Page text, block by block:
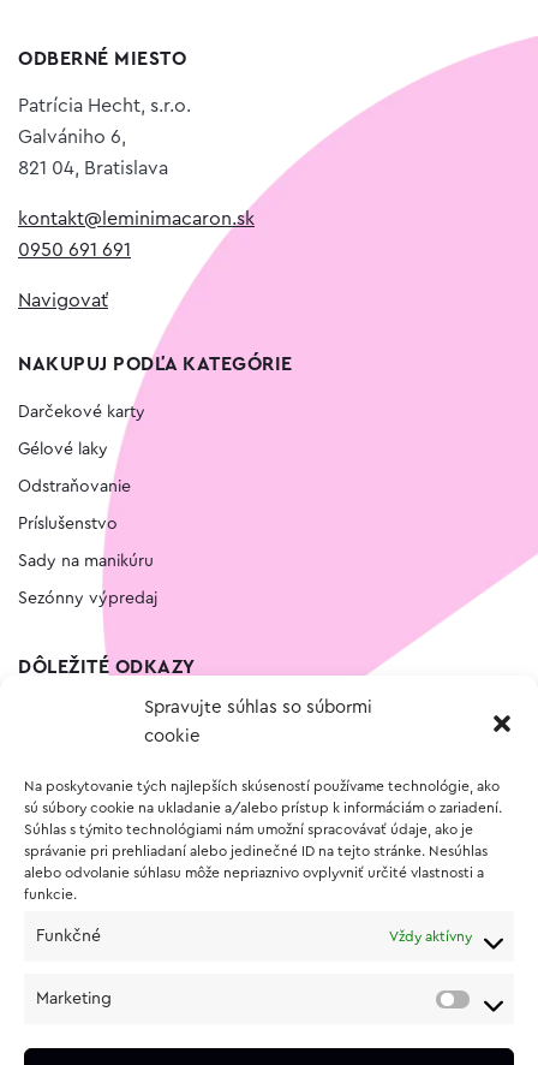
Spravujte súhlas so súbormi
cookie
Na poskytovanie tých najlepších skúseností používame technológie, ako
sú súbory cookie na ukladanie a/alebo prístup k informáciám o zariadení.
Súhlas s týmito technológiami nám umožní spracovávať údaje, ako je
správanie pri prehliadaní alebo jedinečné ID na tejto stránke. Nesúhlas
alebo odvolanie súhlasu môže nepriaznivo ovplyvniť určité vlastnosti a
funkcie.
Funkčné Vždy aktívny
Marketing
ODBERNÉ MIESTO
Patrícia Hecht, s.r.o.
Galvániho 6,
821 04, Bratislava
kontakt@leminimacaron.sk
0950 691 691
Navigovať
NAKUPUJ PODĽA KATEGÓRIE
Darčekové karty
Gélové laky
Odstraňovanie
Príslušenstvo
Sady na manikúru
Sezónny výpredaj
DÔLEŽITÉ ODKAZY
Vernostný program
O NÁKUPE
Vrátenie a reklamácia tovaru